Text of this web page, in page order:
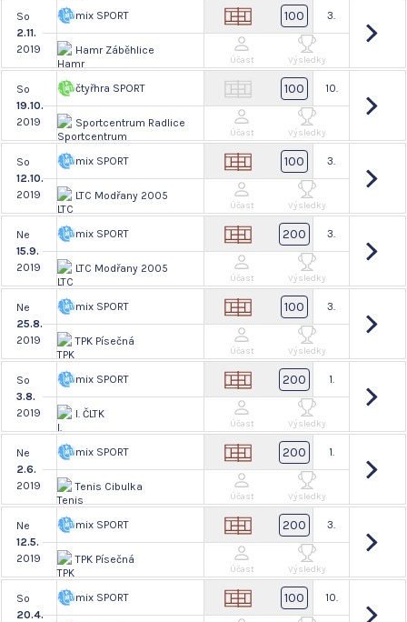
So
2.11.
2019
mix SPORT
Hamr Záběhlice
100 3.
Účast Výsledky
So
19.10.
2019
čtyřhra SPORT
Sportcentrum Radlice
100 10.
Účast Výsledky
So
12.10.
2019
mix SPORT
LTC Modřany 2005
100 3.
Účast Výsledky
Ne
15.9.
2019
mix SPORT
LTC Modřany 2005
200 3.
Účast Výsledky
Ne
25.8.
2019
mix SPORT
TPK Písečná
100 3.
Účast Výsledky
So
3.8.
2019
mix SPORT
I. ČLTK
200 1.
Účast Výsledky
Ne
2.6.
2019
mix SPORT
Tenis Cibulka
200 1.
Účast Výsledky
Ne
12.5.
2019
mix SPORT
TPK Písečná
200 3.
Účast Výsledky
So
20.4.
mix SPORT 100 10.